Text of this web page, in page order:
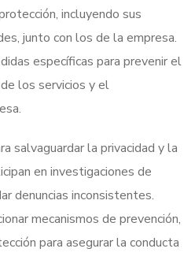
incluyendo sus
junto con los de la empresa.
específicas para prevenir el
los servicios y el
salvaguardar la privacidad y la
en investigaciones de
denuncias inconsistentes.
mecanismos de prevención,
para asegurar la conducta